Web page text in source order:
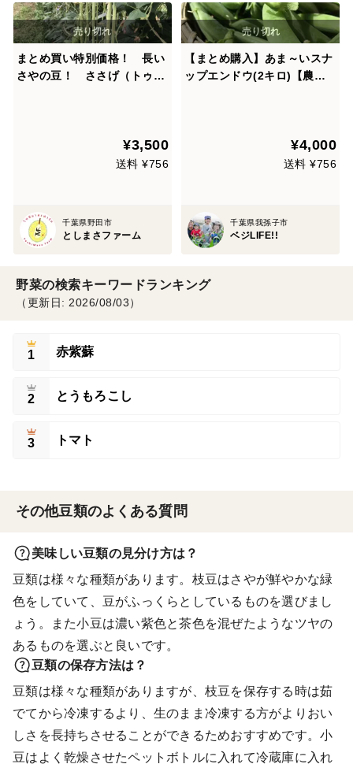
まとめ買い特別価格！ 長い
さやの豆！ ささげ（トゥア
¥3,500
送料 ¥756
千葉県野田市
としまさファーム
【まとめ購入】あま～いスナ
ップエンドウ(2キロ)【農
¥4,000
送料 ¥756
千葉県我孫子市
ベジLIFE!!
野菜の検索キーワードランキング
（更新日: 2026/08/03）
1 赤紫蘇
2 とうもろこし
3 トマト
その他豆類のよくある質問
美味しい豆類の見分け方は？
豆類は様々な種類があります。枝豆はさやが鮮やかな緑
色をしていて、豆がふっくらとしているものを選びまし
ょう。また小豆は濃い紫色と茶色を混ぜたようなツヤの
あるものを選ぶと良いです。
豆類の保存方法は？
豆類は様々な種類がありますが、枝豆を保存する時は茹
でてから冷凍するより、生のまま冷凍する方がよりおい
しさを長持ちさせることができるためおすすめです。小
豆はよく乾燥させたペットボトルに入れて冷蔵庫に入れ